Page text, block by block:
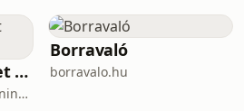
Champions Mindset Podcast
Bartos Gábor | MSC Training Group
Borravaló
borravalo.hu